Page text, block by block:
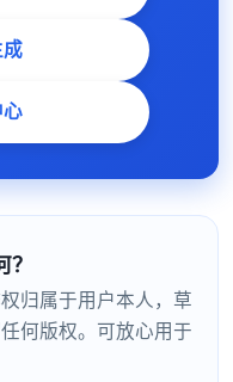
归属于用户本人，草
何版权。可放心用于